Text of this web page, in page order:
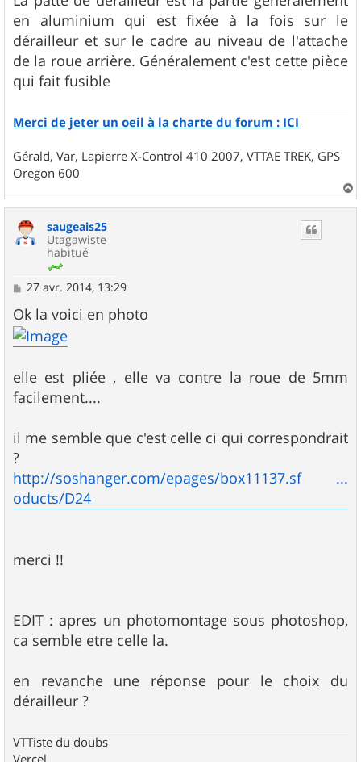
s
a
g
e
en aluminium qui est fixée à la fois sur le
dérailleur et sur le cadre au niveau de l'attache
de la roue arrière. Généralement c'est cette pièce
qui fait fusible
Merci de jeter un oeil à la charte du forum : ICI
Gérald, Var, Lapierre X-Control 410 2007, VTTAE TREK, GPS
Oregon 600
a
saugeais25
Utagawiste
habitué
M
s
s
a
g
27 avr. 2014, 13:29
Ok la voici en photo
elle est pliée , elle va contre la roue de 5mm
facilement....
il me semble que c'est celle ci qui correspondrait
?
http://soshanger.com/epages/box11137.sf ...
oducts/D24
merci !!
EDIT : apres un photomontage sous photoshop,
ca semble etre celle la.
en revanche une réponse pour le choix du
dérailleur ?
VTTiste du doubs